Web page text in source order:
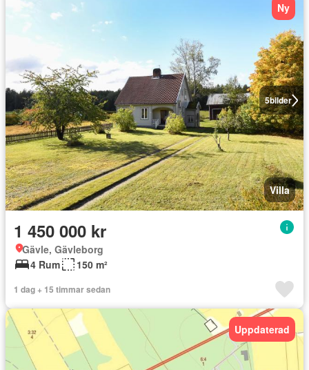
5bilder
Ny
Villa
1 450 000 kr
Gävle, Gävleborg
4 Rum
150 m²
1 dag + 15 timmar sedan
Uppdaterad